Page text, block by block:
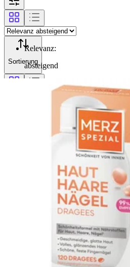
Sortierung
Relevanz:
absteigend